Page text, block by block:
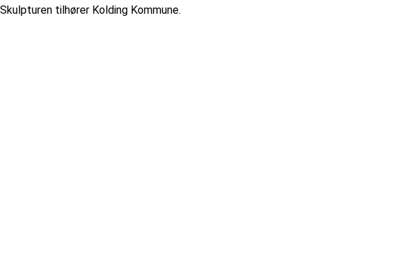
Skulpturen tilhører Kolding Kommune.